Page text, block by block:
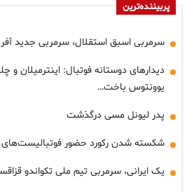
پربیننده‌ترین
سرمربی اسبق استقلال، سرمربی جدید
دیدارهای دوستانه فوتبال: اینترمیلان
یوونتوس باخت…
پدر لیونل مسی درگذشت
شکسته شدن رکورد حضور فوتبالیست‌های
یک ایرانی، سرمربی تیم ملی تکواندو